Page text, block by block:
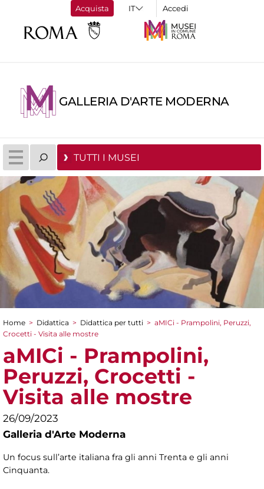
Acquista Accedi
GALLERIA D'ARTE MODERNA
TUTTI I MUSEI
Tu sei qui
Home > Didattica > Didattica per tutti > aMICi - Prampolini, Peruzzi,
Crocetti - Visita alle mostre
aMICi - Prampolini,
Peruzzi, Crocetti -
Visita alle mostre
26/09/2023
Galleria d'Arte Moderna
Un focus sull’arte italiana fra gli anni Trenta e gli anni
Cinquanta.